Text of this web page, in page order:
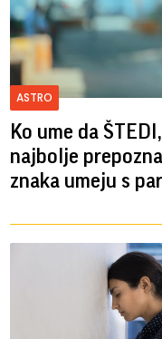
ASTRO
Ko ume da
najbolje
znaka umeju s